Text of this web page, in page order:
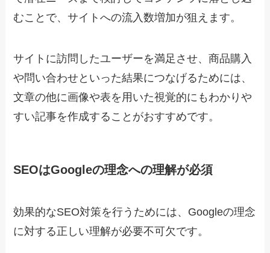
むことで、サイトへの流入数増加が狙えます。
サイトに訪問したユーザーを満足させ、商品購入
や問い合わせといった結果につなげるためには、
文章の他に画像や表を用いた視覚的にもわかりや
すい記事を作成することがおすすめです。
SEOはGoogleの理念への理解が必須
効果的なSEO対策を行うためには、Googleの理念
に対する正しい理解が必要不可欠です。